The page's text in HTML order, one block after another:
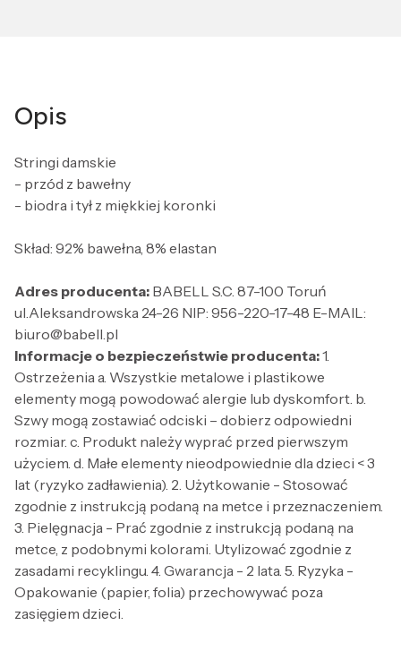
Opis
Stringi damskie
- przód z bawełny
- biodra i tył z miękkiej koronki
Skład: 92% bawełna, 8% elastan
Adres producenta: BABELL S.C. 87-100 Toruń
ul.Aleksandrowska 24-26 NIP: 956-220-17-48 E-MAIL:
biuro@babell.pl
Informacje o bezpieczeństwie producenta:1.
Ostrzeżenia a. Wszystkie metalowe i plastikowe
elementy mogą powodować alergie lub dyskomfort. b.
Szwy mogą zostawiać odciski – dobierz odpowiedni
rozmiar. c. Produkt należy wyprać przed pierwszym
użyciem. d. Małe elementy nieodpowiednie dla dzieci < 3
lat (ryzyko zadławienia). 2. Użytkowanie - Stosować
zgodnie z instrukcją podaną na metce i przeznaczeniem.
3. Pielęgnacja - Prać zgodnie z instrukcją podaną na
metce, z podobnymi kolorami. Utylizować zgodnie z
zasadami recyklingu. 4. Gwarancja - 2 lata. 5. Ryzyka -
Opakowanie (papier, folia) przechowywać poza
zasięgiem dzieci.